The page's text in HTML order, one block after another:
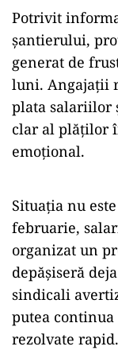
Potrivit
șantierului,
generat de
luni. Angajații
plata salariilor
clar al plăților
emoțional.
Situația nu
februarie,
organizat un
depășiseră
sindicali
putea
rezolvate rapid.